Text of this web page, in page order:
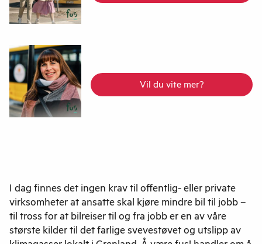
Vil du vite mer?
I dag finnes det ingen krav til offentlig- eller private
virksomheter at ansatte skal kjøre mindre bil til jobb –
til tross for at bilreiser til og fra jobb er en av våre
største kilder til det farlige svevestøvet og utslipp av